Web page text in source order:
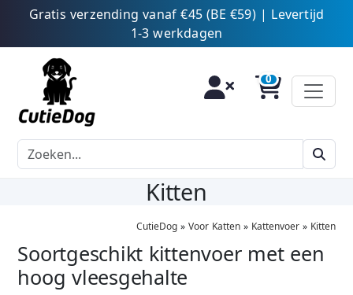
Gratis verzending vanaf €45 (BE €59) | Levertijd
1-3 werkdagen
Kitten
CutieDog» Voor Katten» Kattenvoer» Kitten
Soortgeschikt kittenvoer met een
hoog vleesgehalte